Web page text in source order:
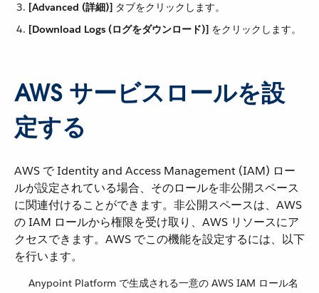
[Advanced (詳細)] ​ タブをクリックします。
[Download Logs (ログをダウンロード)] ​ をクリックします。
AWS サービスロールを設
定する
AWS で Identity and Access Management (IAM) ロー
ルが設定されている場合、そのロールを非公開スペース
に関連付けることができます。非公開スペースは、AWS
の IAM ロールから権限を受け取り、AWS リソースにア
クセスできます。AWS でこの機能を設定するには、以下
を行います。
Anypoint Platform で生成される一意の AWS IAM ロール名